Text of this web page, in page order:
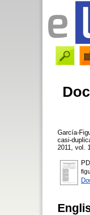
García-
casi-
2011, vol.